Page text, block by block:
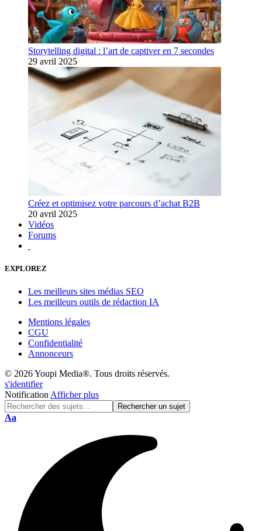
Storytelling digital : l’art de captiver en 7 secondes
29 avril 2025
Créez et optimisez votre parcours d’achat B2B
20 avril 2025
Vidéos
Forums
EXPLOREZ
Les meilleurs sites médias SEO
Les meilleurs outils de rédaction IA
Mentions légales
CGU
Confidentialité
Annonceurs
© 2026 Youpi Media®. Tous droits réservés.
s'identifier
Notification Afficher plus
Réinitialisation
Aa